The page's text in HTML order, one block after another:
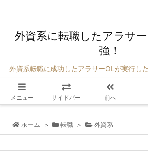
外資系に転職したアラサ
強！
外資系転職に成功したアラサーOLが実行し
メニュー サイドバー 前へ
ホーム > 転職 > 外資系